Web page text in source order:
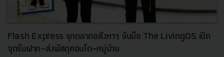
Flash Express รุกตลาดอสังหาฯ จับมือ The LivingOS เปิด
จุดรับฝาก-ส่งพัสดุคอนโด-หมู่บ้าน